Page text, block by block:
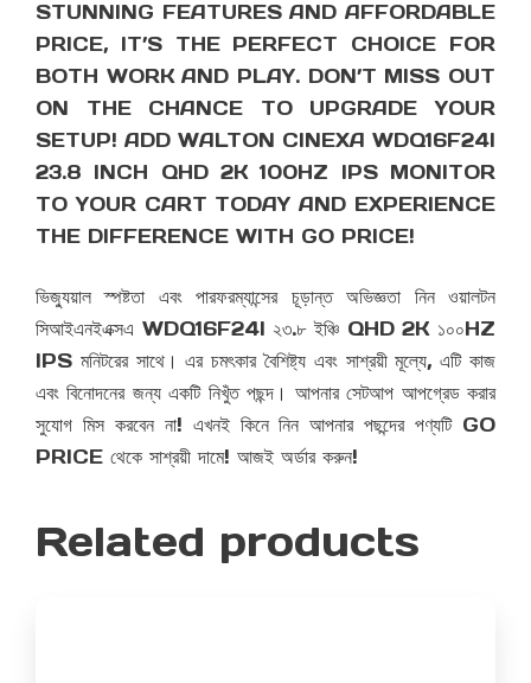
STUNNING FEATURES AND AFFORDABLE
PRICE, IT’S THE PERFECT CHOICE FOR
BOTH WORK AND PLAY. DON’T MISS OUT
ON THE CHANCE TO UPGRADE YOUR
SETUP! ADD WALTON CINEXA WDQ16F24I
23.8 INCH QHD 2K 100HZ IPS MONITOR
TO YOUR CART TODAY AND EXPERIENCE
THE DIFFERENCE WITH GO PRICE!
ভিজ্যুয়াল স্পষ্টতা এবং পারফরম্যান্সের চূড়ান্ত অভিজ্ঞতা নিন ওয়ালটন
সিআইএনইএক্সএ WDQ16F24I ২৩.৮ ইঞ্চি QHD 2K ১০০HZ
IPS মনিটরের সাথে। এর চমৎকার বৈশিষ্ট্য এবং সাশ্রয়ী মূল্যে, এটি কাজ
এবং বিনোদনের জন্য একটি নিখুঁত পছন্দ। আপনার সেটআপ আপগ্রেড করার
সুযোগ মিস করবেন না! এখনই কিনে নিন আপনার পছন্দের পণ্যটি GO
PRICE থেকে সাশ্রয়ী দামে! আজই অর্ডার করুন!
Related products